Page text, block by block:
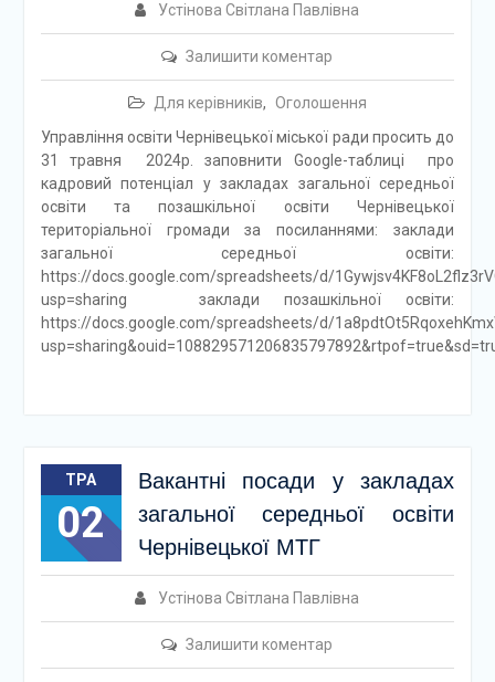
Устінова Світлана Павлівна
Залишити коментар
Для керівників, Оголошення
Управління освіти Чернівецької міської ради просить до
31 травня 2024р. заповнити Google-таблиці про
кадровий потенціал у закладах загальної середньої
освіти та позашкільної освіти Чернівецької
територіальної громади за посиланнями: заклади
загальної середньої освіти:
https://docs.google.com/spreadsheets/d/
usp=sharing заклади позашкільної освіти:
https://docs.google.com/spreadsheets/d/
ТРА
02
Вакантні посади у закладах
загальної середньої освіти
Чернівецької МТГ
Устінова Світлана Павлівна
Залишити коментар